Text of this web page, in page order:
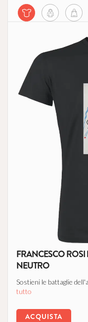
FRANCESCO
NEUTRO
Sostieni le battaglie
tutto
ACQUISTA